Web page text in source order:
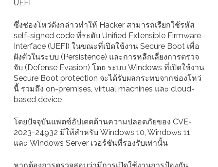
UEFI
ซึ่งช่องโหว่ดังกล่าวทำให้ Hacker สามารถเรียกใช้รหัส
self-signed code ที่ระดับ Unified Extensible Firmware
Interface (UEFI) ในขณะที่เปิดใช้งาน Secure Boot เพื่อ
ฝังตัวในระบบ (Persistence) และการหลีกเลี่ยงการตรวจ
จับ (Defense Evasion) โดย ระบบ Windows ที่เปิดใช้งาน
Secure Boot protection จะได้รับผลกระทบจากช่องโหว่
นี้ รวมถึง on-premises, virtual machines และ cloud-
based device
โดยปัจจุบันแพตซ์อัปเดตด้านความปลอดภัยของ CVE-
2023-24932 มีให้สำหรับ Windows 10, Windows 11
และ Windows Server เวอร์ชันที่รองรับเท่านั้น